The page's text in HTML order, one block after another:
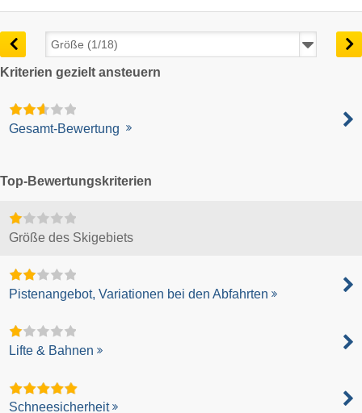
Kriterien gezielt ansteuern
Gesamt-Bewertung
Top-Bewertungskriterien
Größe des Skigebiets
Pistenangebot, Variationen bei den Abfahrten
Lifte & Bahnen
Schneesicherheit